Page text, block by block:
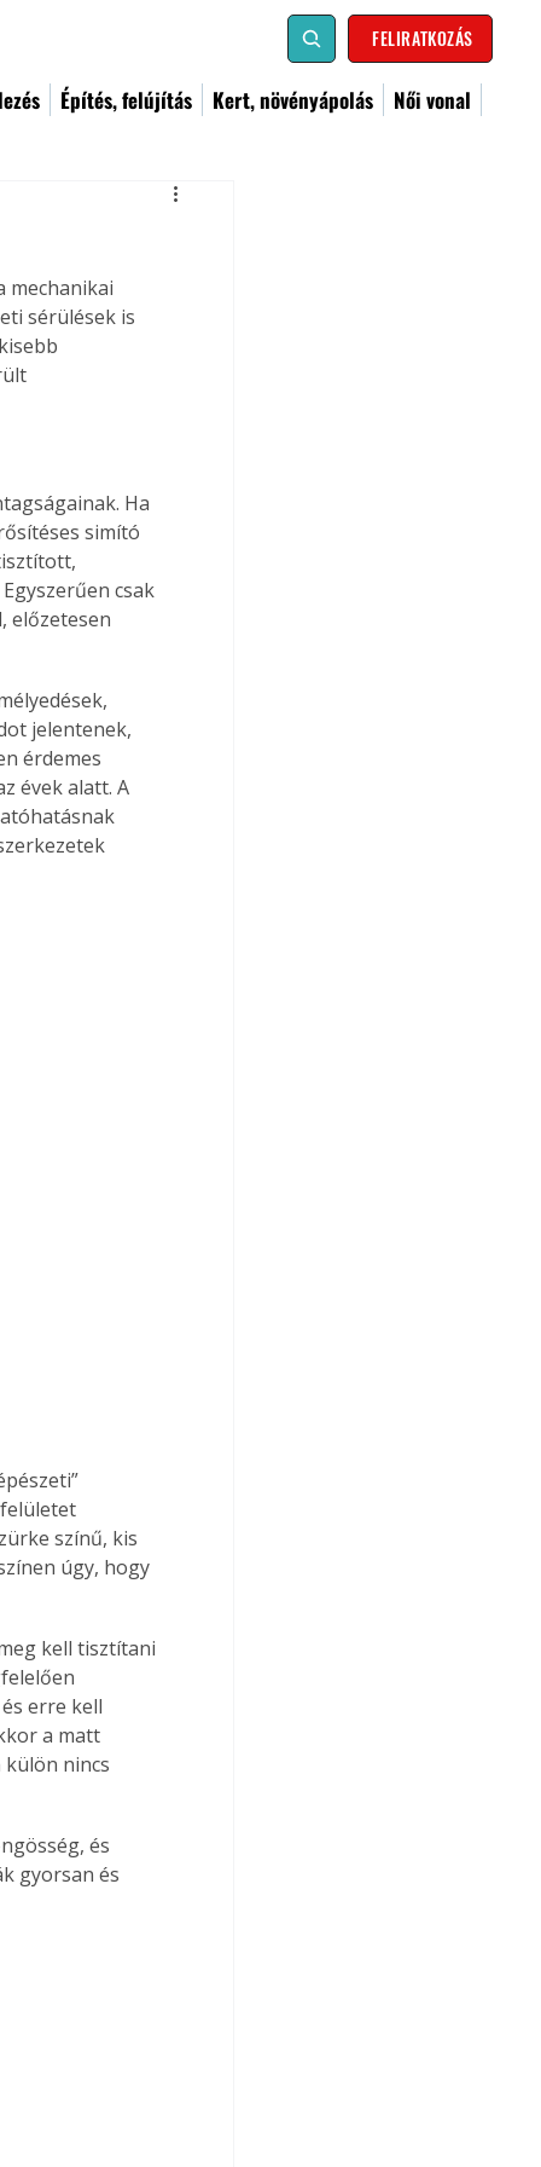
FELIRATKOZÁS
Építés, felújítás Kert, növényápolás Női vonal
mechanikai
sérülések is
Ha
simító
csak
előzetesen
jelentenek,
érdemes
évek alatt. A
színű, kis
úgy, hogy
kell tisztítani
erre kell
a matt
nincs
és
gyorsan és